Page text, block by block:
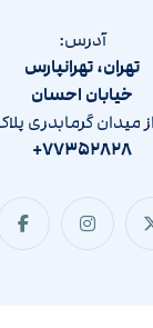
آدرس:
تهران، تهرانپارس
خیابان احسان
میدان گرمابدری پلاک
۷۷۳۵۲۸۲۸+